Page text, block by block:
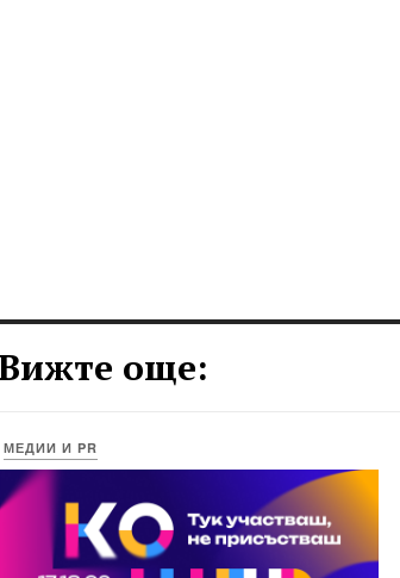
още:
МЕДИИ И PR